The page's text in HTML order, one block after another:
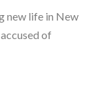
new life in New
of